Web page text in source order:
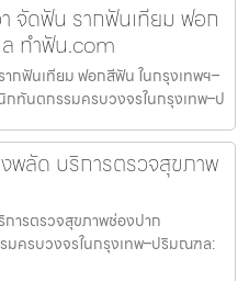
จัดฟัน รากฟันเทียม ฟอก
ทำฟัน.com
กฟันเทียม ฟอกสีฟัน ในกรุงเทพฯ–
นตกรรมครบวงจรในกรุงเทพ–ป
พลัด บริการตรวจสุขภาพ
ารตรวจสุขภาพช่องปาก
ครบวงจรในกรุงเทพ–ปริมณฑล: